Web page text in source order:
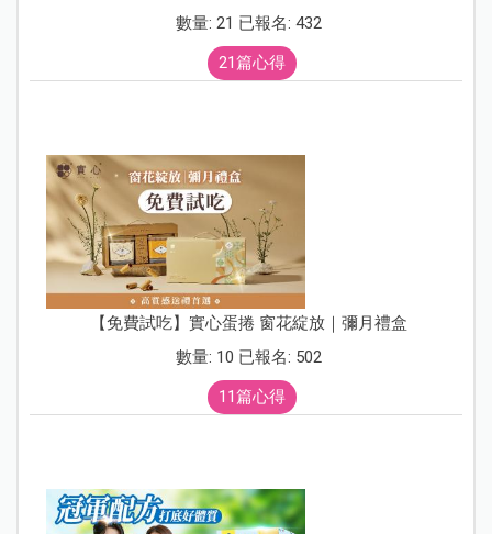
數量: 21 已報名: 432
21篇心得
【免費試吃】實心蛋捲 窗花綻放｜彌月禮盒
數量: 10 已報名: 502
11篇心得